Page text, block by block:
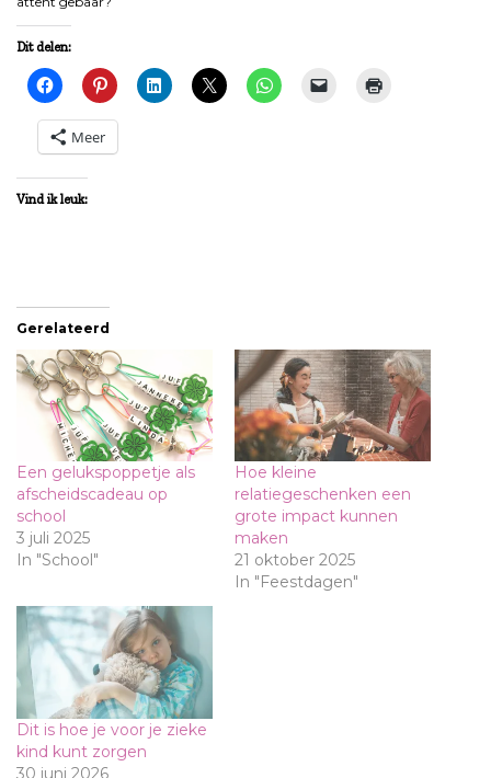
Dit delen:
Meer
Vind ik leuk:
Gerelateerd
Een gelukspoppetje als
afscheidscadeau op
school
3 juli 2025
In "School"
Hoe kleine
relatiegeschenken een
grote impact kunnen
maken
21 oktober 2025
In "Feestdagen"
Dit is hoe je voor je zieke
kind kunt zorgen
30 juni 2026